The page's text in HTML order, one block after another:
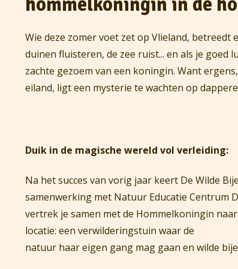
hommelkoningin in de
Wie deze zomer voet zet op Vlieland, betreedt
duinen fluisteren, de zee ruist... en als je goed
zachte gezoem van een koningin. Want
eiland, ligt een mysterie te wachten op
Duik in de magische wereld vol verleiding:
Na het succes van vorig jaar keert De Wilde
samenwerking met Natuur Educatie Centrum
vertrek je samen met de Hommelkoningin
locatie: een verwilderingstuin waar de
natuur haar eigen gang mag gaan en wilde